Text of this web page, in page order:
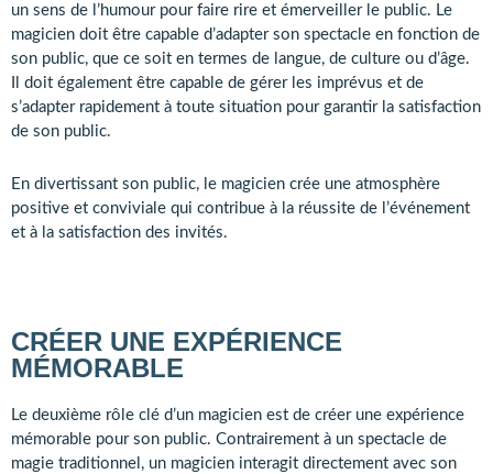
un sens de l’humour pour faire rire et émerveiller le public. Le
magicien doit être capable d’adapter son spectacle en fonction de
son public, que ce soit en termes de langue, de culture ou d’âge.
Il doit également être capable de gérer les imprévus et de
s’adapter rapidement à toute situation pour garantir la satisfaction
de son public.
En divertissant son public, le magicien crée une atmosphère
positive et conviviale qui contribue à la réussite de l’événement
et à la satisfaction des invités.
CRÉER UNE EXPÉRIENCE
MÉMORABLE
Le deuxième rôle clé d’un magicien est de créer une expérience
mémorable pour son public. Contrairement à un spectacle de
magie traditionnel, un magicien interagit directement avec son